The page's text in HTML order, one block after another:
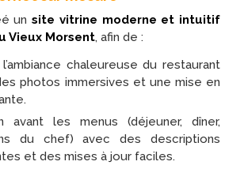
un site vitrine moderne et intuitif
Vieux Morsent, afin de :
chaleureuse du restaurant
photos immersives et une mise en
avant les menus (déjeuner, dîner,
du chef) avec des descriptions
et des mises à jour faciles.